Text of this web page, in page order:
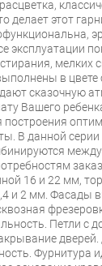
делает этот
эксплуатации
мелких
в цвете
сказочную
Вашего
построения
В данной серии
16 и 22 мм,
и 2 мм. Фасады
Петли с
дверей.
Фурнитура